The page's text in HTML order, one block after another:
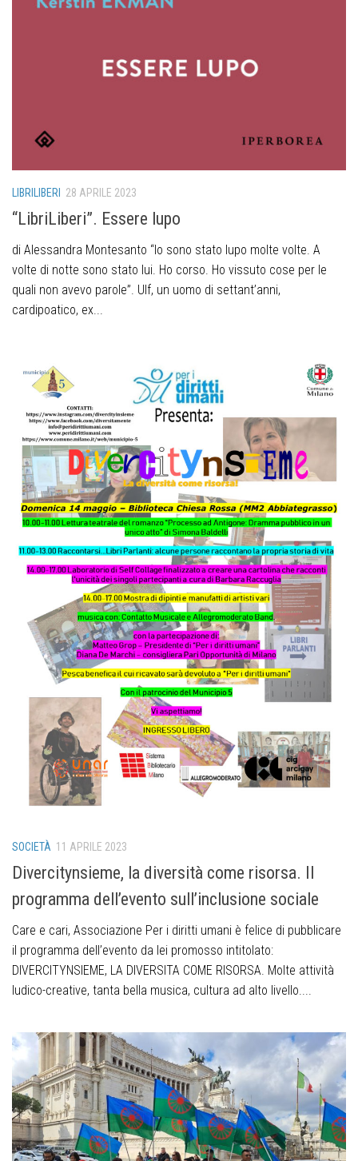
LIBRILIBERI 28 APRILE 2023
“LibriLiberi”. Essere lupo
di Alessandra Montesanto “Io sono stato lupo molte volte. A
volte di notte sono stato lui. Ho corso. Ho vissuto cose per le
quali non avevo parole”. Ulf, un uomo di settant’anni,
cardipoatico, ex...
SOCIETÀ 11 APRILE 2023
Divercitynsieme, la diversità come risorsa. Il
programma dell’evento sull’inclusione sociale
Care e cari, Associazione Per i diritti umani è felice di pubblicare
il programma dell’evento da lei promosso intitolato:
DIVERCITYNSIEME, LA DIVERSITA COME RISORSA. Molte attività
ludico-creative, tanta bella musica, cultura ad alto livello....